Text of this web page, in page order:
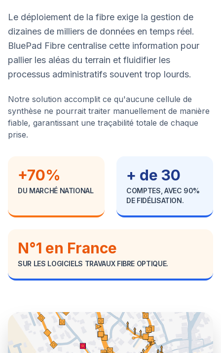
Le déploiement de la fibre exige la gestion de
dizaines de milliers de données en temps réel.
BluePad Fibre centralise cette information pour
pallier les aléas du terrain et fluidifier les
processus administratifs souvent trop lourds.
Notre solution accomplit ce qu'aucune cellule de
synthèse ne pourrait traiter manuellement de manière
fiable, garantissant une traçabilité totale de chaque
prise.
+70%
DU MARCHÉ NATIONAL
+ de 30
COMPTES, AVEC 90%
DE FIDÉLISATION.
N°1 en France
SUR LES LOGICIELS TRAVAUX FIBRE OPTIQUE.